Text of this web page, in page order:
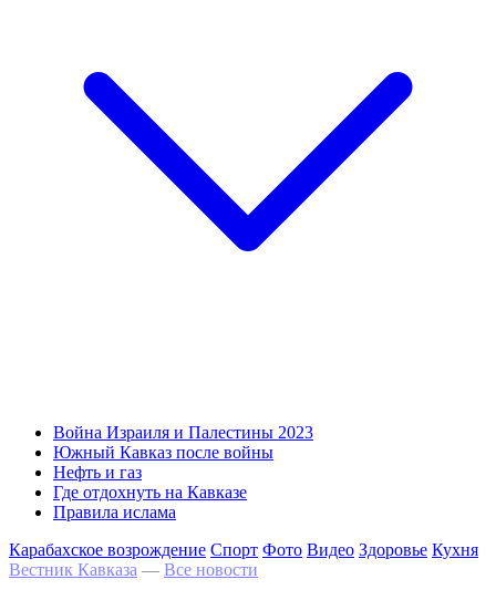
Война Израиля и Палестины 2023
Южный Кавказ после войны
Нефть и газ
Где отдохнуть на Кавказе
Правила ислама
Карабахское возрождение Спорт Фото Видео Здоровье Кухня
Вестник Кавказа — Все новости